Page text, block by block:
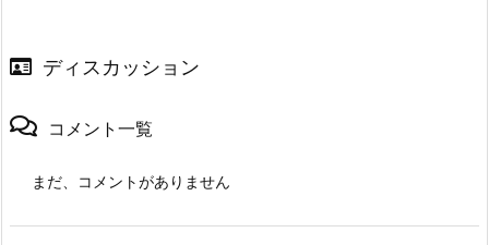
ディスカッション
コメント一覧
まだ、コメントがありません